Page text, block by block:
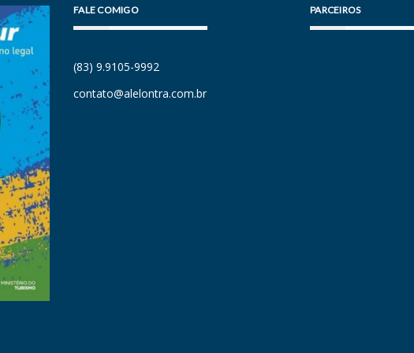
FALE COMIGO
(83) 9.9105-9992
contato@alelontra.com.br
PARCEIROS